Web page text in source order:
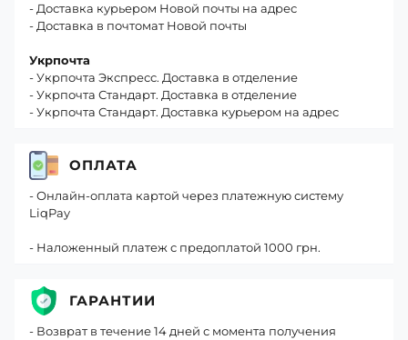
- Доставка курьером Новой почты на адрес
- Доставка в почтомат Новой почты
Укрпочта
- Укрпочта Экспресс. Доставка в отделение
- Укрпочта Стандарт. Доставка в отделение
- Укрпочта Стандарт. Доставка курьером на адрес
ОПЛАТА
- Онлайн-оплата картой через платежную систему
LiqPay
- Наложенный платеж с предоплатой 1000 грн.
ГАРАНТИИ
- Возврат в течение 14 дней с момента получения